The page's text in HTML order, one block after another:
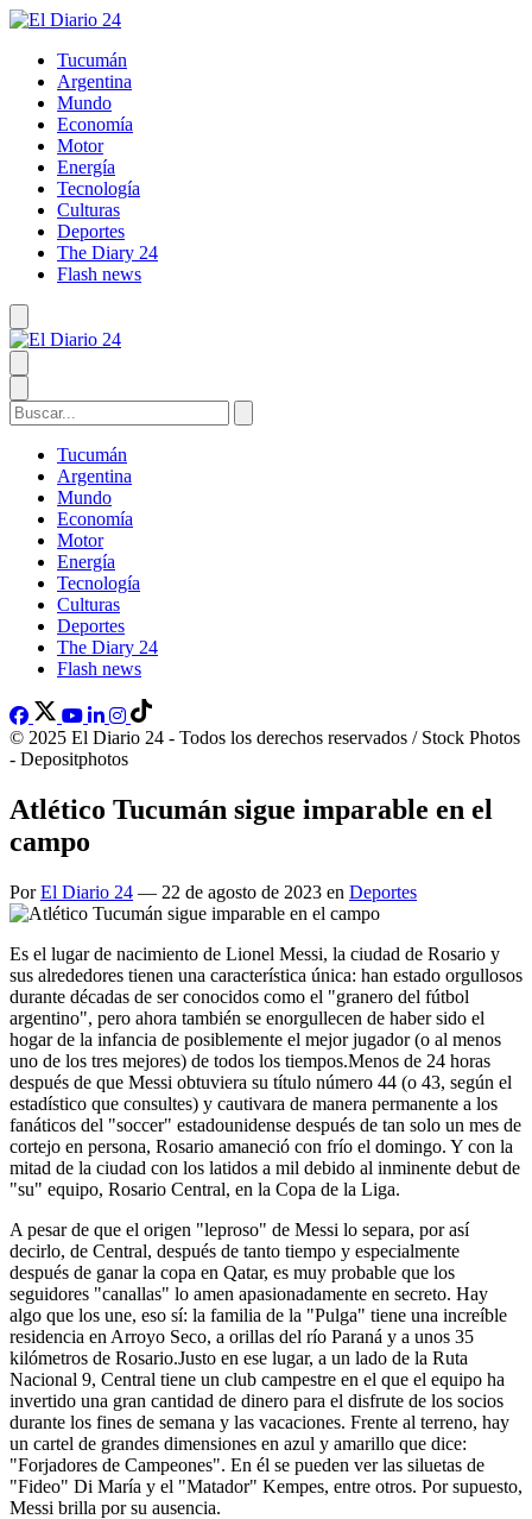
Tucumán
Argentina
Mundo
Economía
Motor
Energía
Tecnología
Culturas
Deportes
The Diary 24
Flash news
Tucumán
Argentina
Mundo
Economía
Motor
Energía
Tecnología
Culturas
Deportes
The Diary 24
Flash news
© 2025 El Diario 24 - Todos los derechos reservados / Stock Photos
- Depositphotos
Atlético Tucumán sigue imparable en el
campo
PorEl Diario 24 — 22 de agosto de 2023 en Deportes
Es el lugar de nacimiento de Lionel Messi, la ciudad de Rosario y
sus alrededores tienen una característica única: han estado orgullosos
durante décadas de ser conocidos como el "granero del fútbol
argentino", pero ahora también se enorgullecen de haber sido el
hogar de la infancia de posiblemente el mejor jugador (o al menos
uno de los tres mejores) de todos los tiempos.Menos de 24 horas
después de que Messi obtuviera su título número 44 (o 43, según el
estadístico que consultes) y cautivara de manera permanente a los
fanáticos del "soccer" estadounidense después de tan solo un mes de
cortejo en persona, Rosario amaneció con frío el domingo. Y con la
mitad de la ciudad con los latidos a mil debido al inminente debut de
"su" equipo, Rosario Central, en la Copa de la Liga.
A pesar de que el origen "leproso" de Messi lo separa, por así
decirlo, de Central, después de tanto tiempo y especialmente
después de ganar la copa en Qatar, es muy probable que los
seguidores "canallas" lo amen apasionadamente en secreto. Hay
algo que los une, eso sí: la familia de la "Pulga" tiene una increíble
residencia en Arroyo Seco, a orillas del río Paraná y a unos 35
kilómetros de Rosario.Justo en ese lugar, a un lado de la Ruta
Nacional 9, Central tiene un club campestre en el que el equipo ha
invertido una gran cantidad de dinero para el disfrute de los socios
durante los fines de semana y las vacaciones. Frente al terreno, hay
un cartel de grandes dimensiones en azul y amarillo que dice:
"Forjadores de Campeones". En él se pueden ver las siluetas de
"Fideo" Di María y el "Matador" Kempes, entre otros. Por supuesto,
Messi brilla por su ausencia.